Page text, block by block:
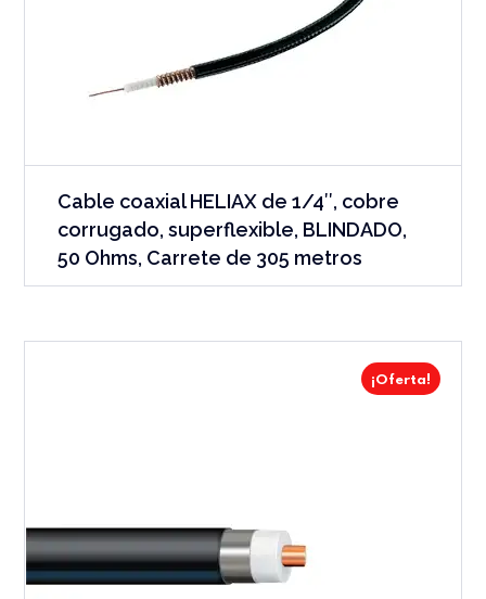
Cable coaxial HELIAX de 1/4″, cobre
corrugado, superflexible, BLINDADO,
50 Ohms, Carrete de 305 metros
¡Oferta!